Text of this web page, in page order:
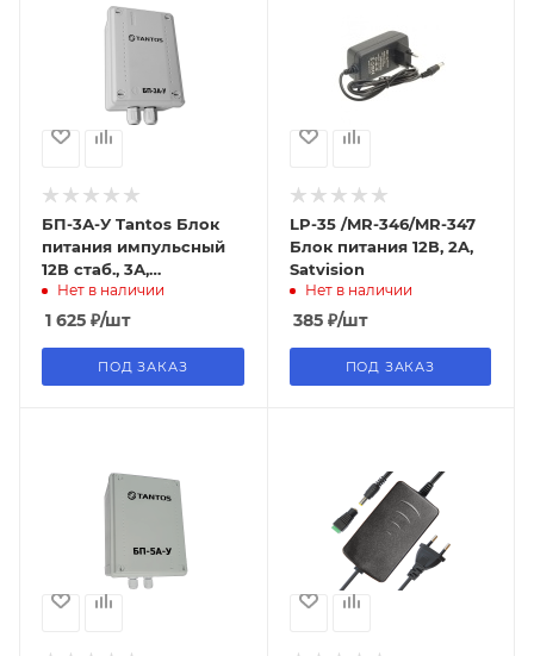
БП-3А-У Tantos Блок
питания импульсный
12В стаб., 3А,
пластиковый корпус,
уличный, IP56
Нет в наличии
1 625 ₽/шт
ПОД ЗАКАЗ
LP-35 /MR-346/MR-347
Блок питания 12В, 2A,
Satvision
Нет в наличии
385₽/шт
ПОД ЗАКАЗ